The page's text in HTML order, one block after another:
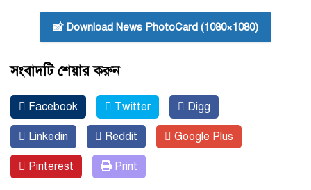
📸 Download News PhotoCard (1080×1080)
সংবাদটি শেয়ার করুন
Facebook Twitter Digg
Linkedin Reddit Google Plus
Pinterest Print